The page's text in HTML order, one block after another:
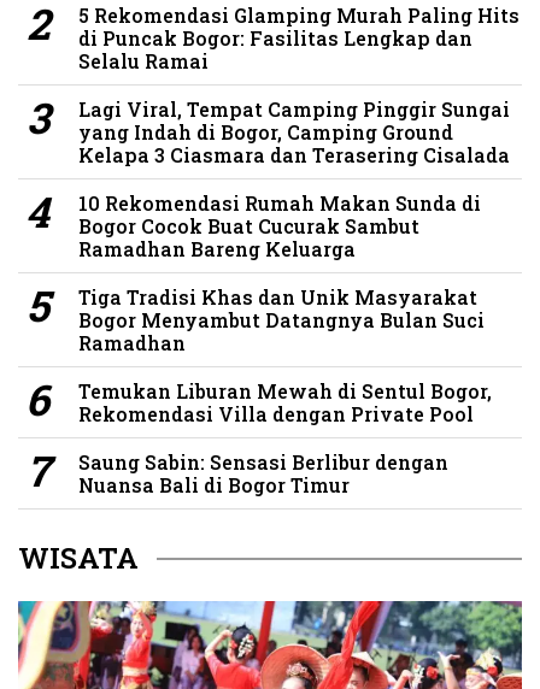
5 Rekomendasi Glamping Murah Paling Hits
di Puncak Bogor: Fasilitas Lengkap dan
Selalu Ramai
Lagi Viral, Tempat Camping Pinggir Sungai
yang Indah di Bogor, Camping Ground
Kelapa 3 Ciasmara dan Terasering Cisalada
10 Rekomendasi Rumah Makan Sunda di
Bogor Cocok Buat Cucurak Sambut
Ramadhan Bareng Keluarga
Tiga Tradisi Khas dan Unik Masyarakat
Bogor Menyambut Datangnya Bulan Suci
Ramadhan
Temukan Liburan Mewah di Sentul Bogor,
Rekomendasi Villa dengan Private Pool
Saung Sabin: Sensasi Berlibur dengan
Nuansa Bali di Bogor Timur
WISATA